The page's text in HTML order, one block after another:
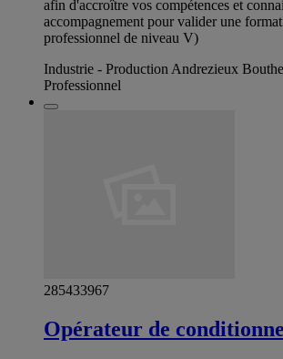
afin d'accroître vos compétences et
accompagnement pour valider une
professionnel de niveau V)
Industrie - Production Andrezieux
Professionnel
285433967
Opérateur de